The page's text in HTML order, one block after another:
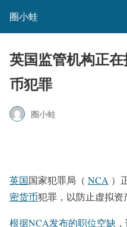
圈小蛙
英国监管机构正
币犯罪
圈小蛙
英国国家犯罪局（ NCA ）
密货币犯罪，以防止虚拟资
根据NCA发布的职位空缺